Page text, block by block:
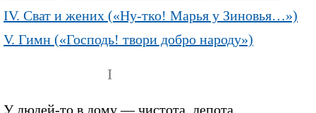
IV. Сват и жених («Ну-тко! Марья у Зиновья…»)
V. Гимн («Господь! твори добро народу»)
I
У людей-то в дому — чистота, лепота,